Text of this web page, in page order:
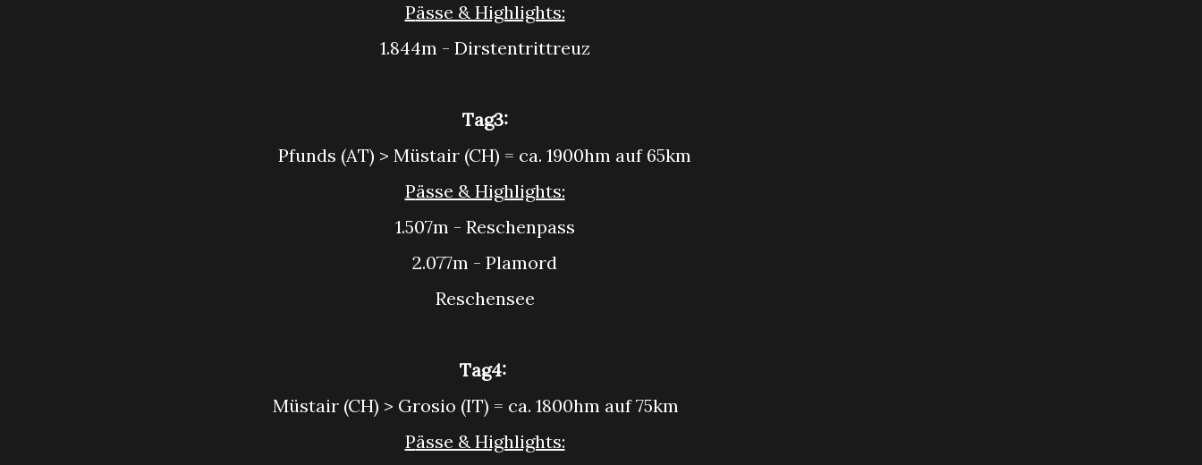
Pässe & Highlights:
1.844m - Dirstentrittreuz
Tag3:
Pfunds (AT) > Müstair (CH) = ca. 1900hm auf 65km
Pässe & Highlights:
1.507m - Reschenpass
2.077m - Plamord
Reschensee
Tag4:
Müstair (CH) > Grosio (IT) = ca. 1800hm auf 75km
Pässe & Highlights: